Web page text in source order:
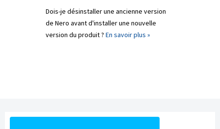
Dois-je désinstaller une ancienne version
de Nero avant d'installer une nouvelle
version du produit ? En savoir plus »